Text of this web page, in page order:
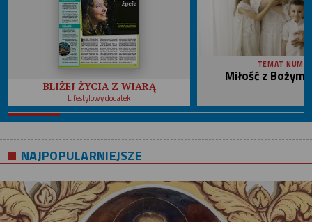
BLIŻEJ ŻYCIA Z WIARĄ
Lifestylowy dodatek
TEMAT
Miłość z
NAJPOPULARNIEJSZE